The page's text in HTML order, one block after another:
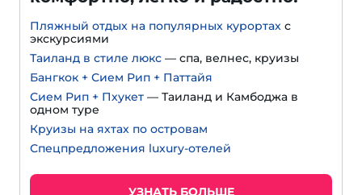
Пляжный отдых на популярных курортах с
экскурсиями
Таиланд в стиле люкс — спа, велнес, круизы
Бангкок + Сием Рип + Паттайя
Сием Рип + Пхукет — Таиланд и Камбоджа в
одном туре
Круизы на яхтах по островам
Спецпредложения luxury-отелей
УЗНАТЬ БОЛЬШЕ